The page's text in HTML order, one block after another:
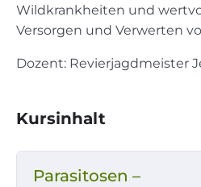
Wildkrankheiten und
Versorgen und Verwerten
Dozent: Revierjagdmeister
Kursinhalt
Parasitosen –